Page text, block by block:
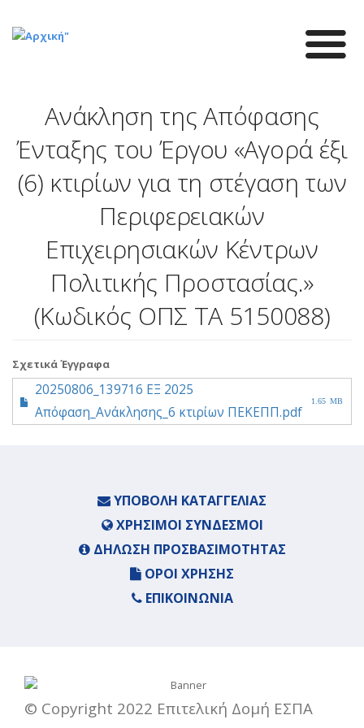
προς
Ανάκληση της Απόφασης
Ένταξης του Έργου «Αγορά έξι
(6) κτιρίων για τη στέγαση των
Περιφερειακών
Επιχειρησιακών Κέντρων
Πολιτικής Προστασίας.»
(Kωδικός ΟΠΣ ΤΑ 5150088)
Σχετικά Έγγραφα
20250806_139716 ΕΞ 2025
Απόφαση_Ανάκλησης_6 κτιρίων ΠΕΚΕΠΠ.pdf
1.65 MB
ΥΠΟΒΟΛΉ ΚΑΤΑΓΓΕΛΊΑΣ
ΧΡΉΣΙΜΟΙ ΣΎΝΔΕΣΜΟΙ
ΔΉΛΩΣΗ ΠΡΟΣΒΑΣΙΜΌΤΗΤΑΣ
ΌΡΟΙ ΧΡΉΣΗΣ
ΕΠΙΚΟΙΝΩΝΊΑ
© Copyright 2022 Επιτελική Δομή ΕΣΠΑ